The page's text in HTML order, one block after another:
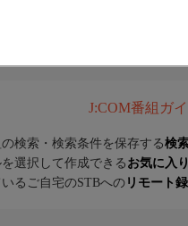
J:COM番組ガ
検索・検索条件を保存する検
選択して作成できる お気に入
るご自宅のSTBへの リモート